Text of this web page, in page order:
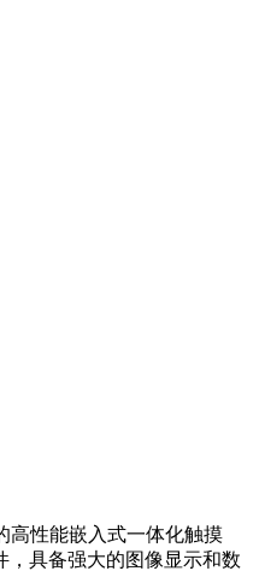
高性能嵌入式一体化触摸
，具备强大的图像显示和数